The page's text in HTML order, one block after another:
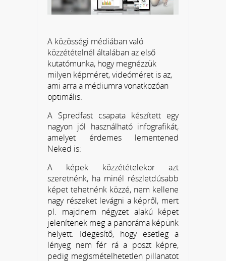
A közösségi médiában való
közzétételnél általában az első
kutatómunka, hogy megnézzük
milyen képméret, videóméret is az,
ami arra a médiumra vonatkozóan
optimális.
A Spredfast csapata készített egy
nagyon jól használható infografikát,
amelyet érdemes lementened
Neked is:
A képek közzétételekor azt
szeretnénk, ha minél részletdúsabb
képet tehetnénk közzé, nem kellene
nagy részeket levágni a képről, mert
pl. majdnem négyzet alakú képet
jelenítenek meg a panoráma képünk
helyett. Idegesítő, hogy esetleg a
lényeg nem fér rá a poszt képre,
pedig megismételhetetlen pillanatot